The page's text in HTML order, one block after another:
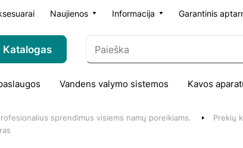
Naujienos Informacija Garantinis
Katalogas
Vandens valymo sistemos Kavos
sprendimus visiems namų poreikiams. Prekių